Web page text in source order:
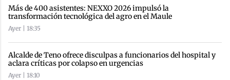
Más de 400 asistentes: NEXXO 2026 impulsó la
transformación tecnológica del agro en el Maule
Ayer | 18:35
Alcalde de Teno ofrece disculpas a funcionarios del hospital y
aclara críticas por colapso en urgencias
Ayer | 18:10